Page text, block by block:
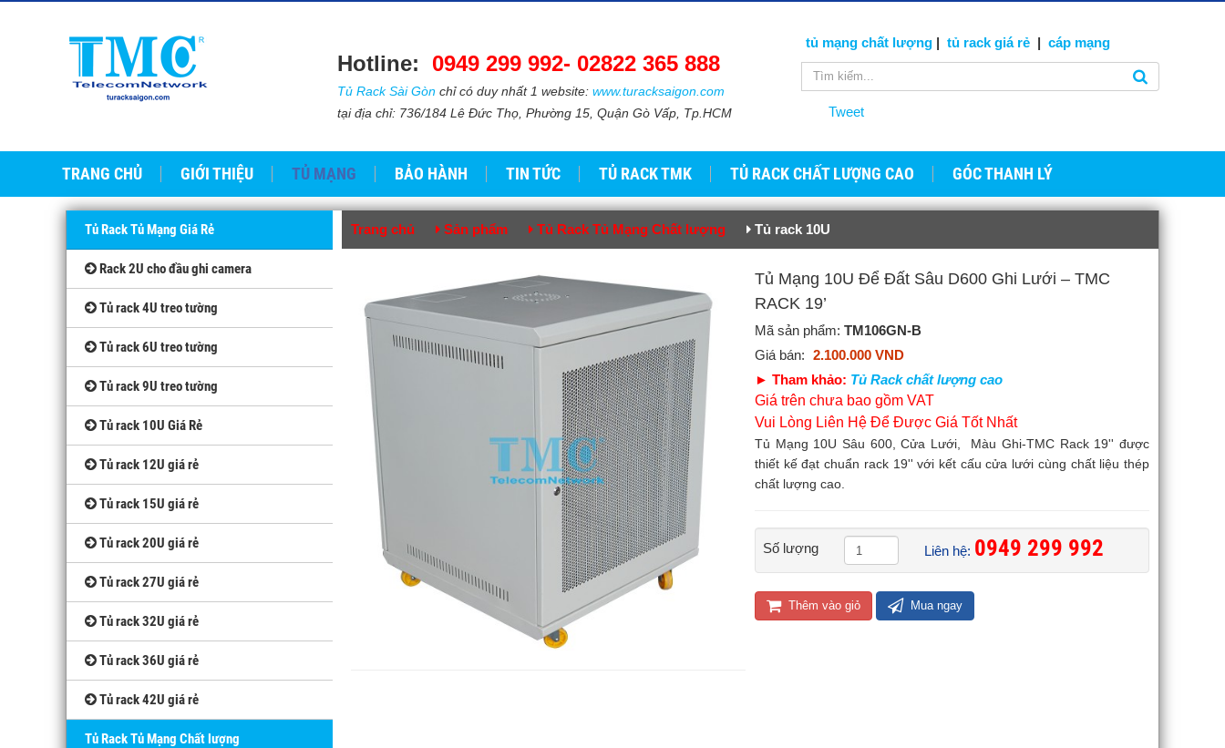
Hotline: 0949 299 992- 02822 365 888​​
Tủ Rack Sài Gònchỉ có duy nhất 1 website: www.turacksaigon.com
tại địa chỉ: 736/184 Lê Đức Thọ, Phường 15, Quận Gò Vấp, Tp.HCM
tủ mạng chất lượng| tủ rack giá rẻ | cápmạng
Tweet
TRANG CHỦ GIỚI THIỆU TỦ MẠNG BẢO HÀNH TIN TỨC TỦ RACK TMK TỦ RACK CHẤT LƯỢNG CAO GÓC THANH LÝ
Trang chủ Sản phẩm Tủ Rack Tủ Mạng Chất lượng Tủ rack 10U
Tủ Mạng 10U Để Đất Sâu D600 Ghi Lưới – TMC
RACK 19’
Mã sản phẩm: TM106GN-B
Giá bán: 2.100.000 VND
► Tham khảo: Tủ Rack chất lượng cao
Giá trên chưa bao gồm VAT
Vui Lòng Liên Hệ Để Được Giá Tốt Nhất
Tủ Mạng 10U Sâu 600, Cửa Lưới, Màu Ghi-TMC Rack 19'' được
thiết kế đạt chuẩn rack 19'' với kết cấu cửa lưới cùng chất liệu thép
chất lượng cao.
Số lượng Liên hệ: 0949 299 992 ​
Thêm vào giỏ Mua ngay
Tủ Rack Tủ Mạng Giá Rẻ
Rack 2U cho đầu ghi camera
Tủ rack 4U treo tường
Tủ rack 6U treo tường
Tủ rack 9U treo tường
Tủ rack 10U Giá Rẻ
Tủ rack 12U giá rẻ
Tủ rack 15U giá rẻ
Tủ rack 20U giá rẻ
Tủ rack 27U giá rẻ
Tủ rack 32U giá rẻ
Tủ rack 36U giá rẻ
Tủ rack 42U giá rẻ
Tủ Rack Tủ Mạng Chất lượng